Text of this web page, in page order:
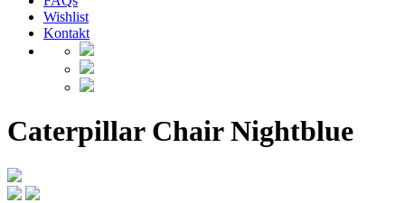
Wishlist
Kontakt
Caterpillar Chair Nightblue